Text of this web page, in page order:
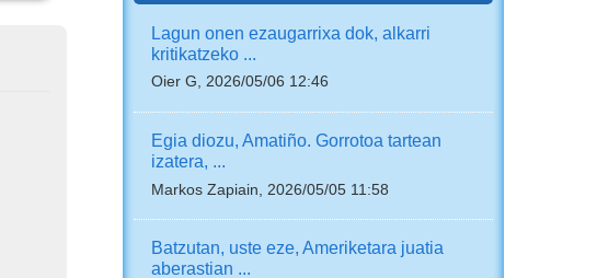
Lagun onen ezaugarrixa dok, alkarri
kritikatzeko ...
Oier G, 2026/05/06 12:46
Egia diozu, Amatiño. Gorrotoa tartean
izatera, ...
Markos Zapiain, 2026/05/05 11:58
Batzutan, uste eze, Ameriketara juatia
aberastian ...